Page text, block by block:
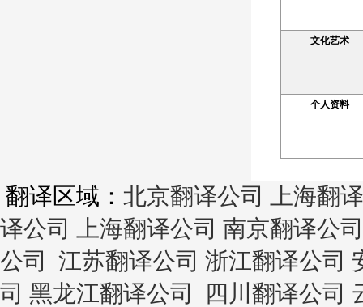
文化艺术
个人资料
翻译区域： 北京翻译公司
上海翻
译公司
上海翻译公司 南京翻译公司
公司
江苏翻译公司 浙江翻译公司
司 黑龙江翻译公司 四川翻译公司